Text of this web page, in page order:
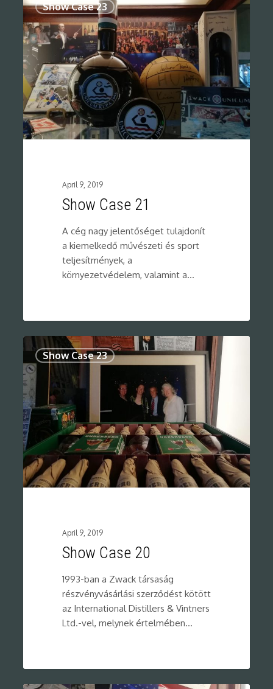
Show Case 23
April 9, 2019
Show Case 21
A cég nagy jelentőséget tulajdonít
a kiemelkedő művészeti és sport
teljesítmények, a
környezetvédelem, valamint a…
Show Case 23
April 9, 2019
Show Case 20
1993-ban a Zwack társaság
részvényvásárlási szerződést kötött
az International Distillers & Vintners
Ltd.-vel, melynek értelmében…
0